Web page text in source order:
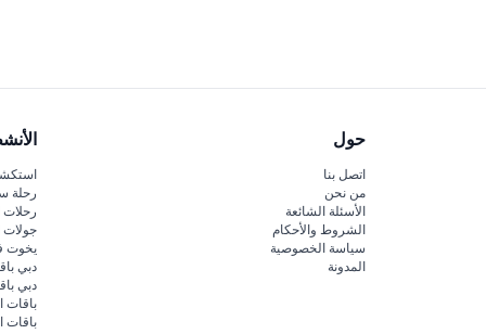
حول
اتصل بنا
من نحن
الأسئلة الشائعة
الشروط والأحكام
سياسة الخصوصية
المدونة
رحلة
رحلات
جولات
يخوت
دبي
دبي
باقات
باقات